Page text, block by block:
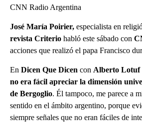
CNN Radio Argentina
José María Poirier, especialista en
revista Criterio habló este sábado con
acciones que realizó el papa Francisco
En Dicen Que Dicen con Alberto Lotuf
no era fácil apreciar la dimensión
de Bergoglio. Él tampoco, me parece a
sentido en el ámbito argentino, porque
siempre señales que no eran fáciles de